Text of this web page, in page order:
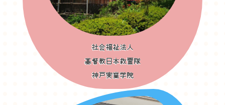
社会福祉法人
基督教日本救霊隊
神戸実業学院